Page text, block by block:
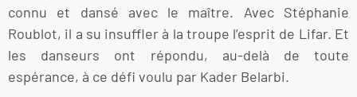
connu et dansé avec le maître. Avec Stéphanie
Roublot, il a su insuffler à la troupe l’esprit de Lifar. Et
les danseurs ont répondu, au-delà de toute
espérance, à ce défi voulu par Kader Belarbi.